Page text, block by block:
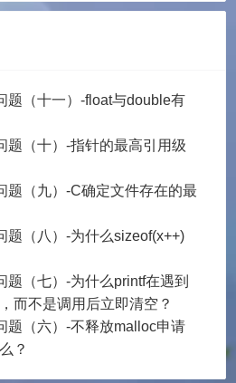
题（十一）-float与double有
题（十）-指针的最高引用级
题（九）-C确定文件存在的最
题（八）-为什么sizeof(x++)
题（七）-为什么printf在遇到
而不是调用后立即清空？
题（六）-不释放malloc申请
？